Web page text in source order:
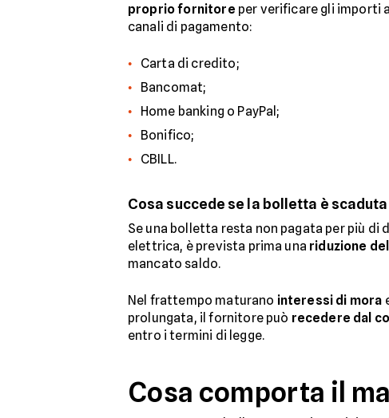
proprio fornitore per verificare gli importi
canali di pagamento:
Carta di credito;
Bancomat;
Home banking o PayPal;
Bonifico;
CBILL.
Cosa succede se la bolletta è scaduta
Se una bolletta resta non pagata per più di
elettrica, è prevista prima una riduzione
mancato saldo.
Nel frattempo maturano interessi di mora
prolungata, il fornitore può recedere dal
entro i termini di legge.
Cosa comporta il